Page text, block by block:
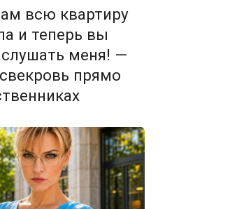
всю квартиру
и теперь вы
меня! —
прямо